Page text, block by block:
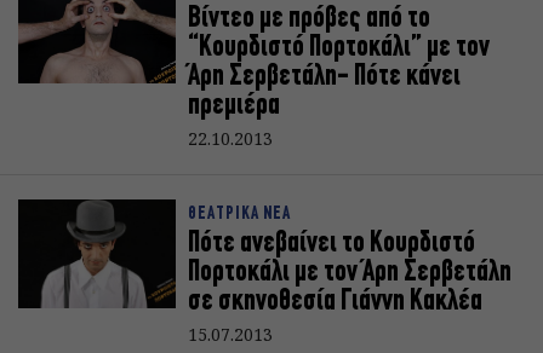
Βίντεο με πρόβες από το
“Κουρδιστό Πορτοκάλι” με τον
Άρη Σερβετάλη- Πότε κάνει
πρεμιέρα
22.10.2013
ΘΕΑΤΡΙΚΑ ΝΕΑ
Πότε ανεβαίνει το Κουρδιστό
Πορτοκάλι με τον Άρη Σερβετάλη
σε σκηνοθεσία Γιάννη Κακλέα
15.07.2013